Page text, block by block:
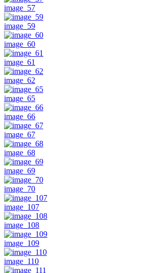
image_57
image_59
image_60
image_61
image_62
image_65
image_66
image_67
image_68
image_69
image_70
image_107
image_108
image_109
image_110